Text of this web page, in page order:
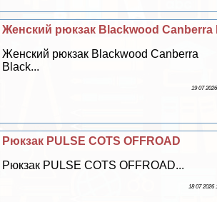
Женский рюкзак Blackwood Canberra
Женский рюкзак Blackwood Canberra
Black...
19 07
Рюкзак PULSE COTS OFFROAD
Рюкзак PULSE COTS OFFROAD...
18 07 2026